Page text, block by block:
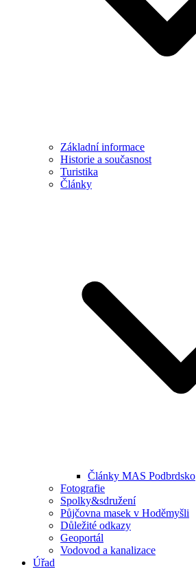
Základní informace
Historie a současnost
Turistika
Články
Články MAS Podbrdsko
Fotografie
Spolky&sdružení
Půjčovna masek v Hoděmyšli
Důležité odkazy
Geoportál
Vodovod a kanalizace
Úřad